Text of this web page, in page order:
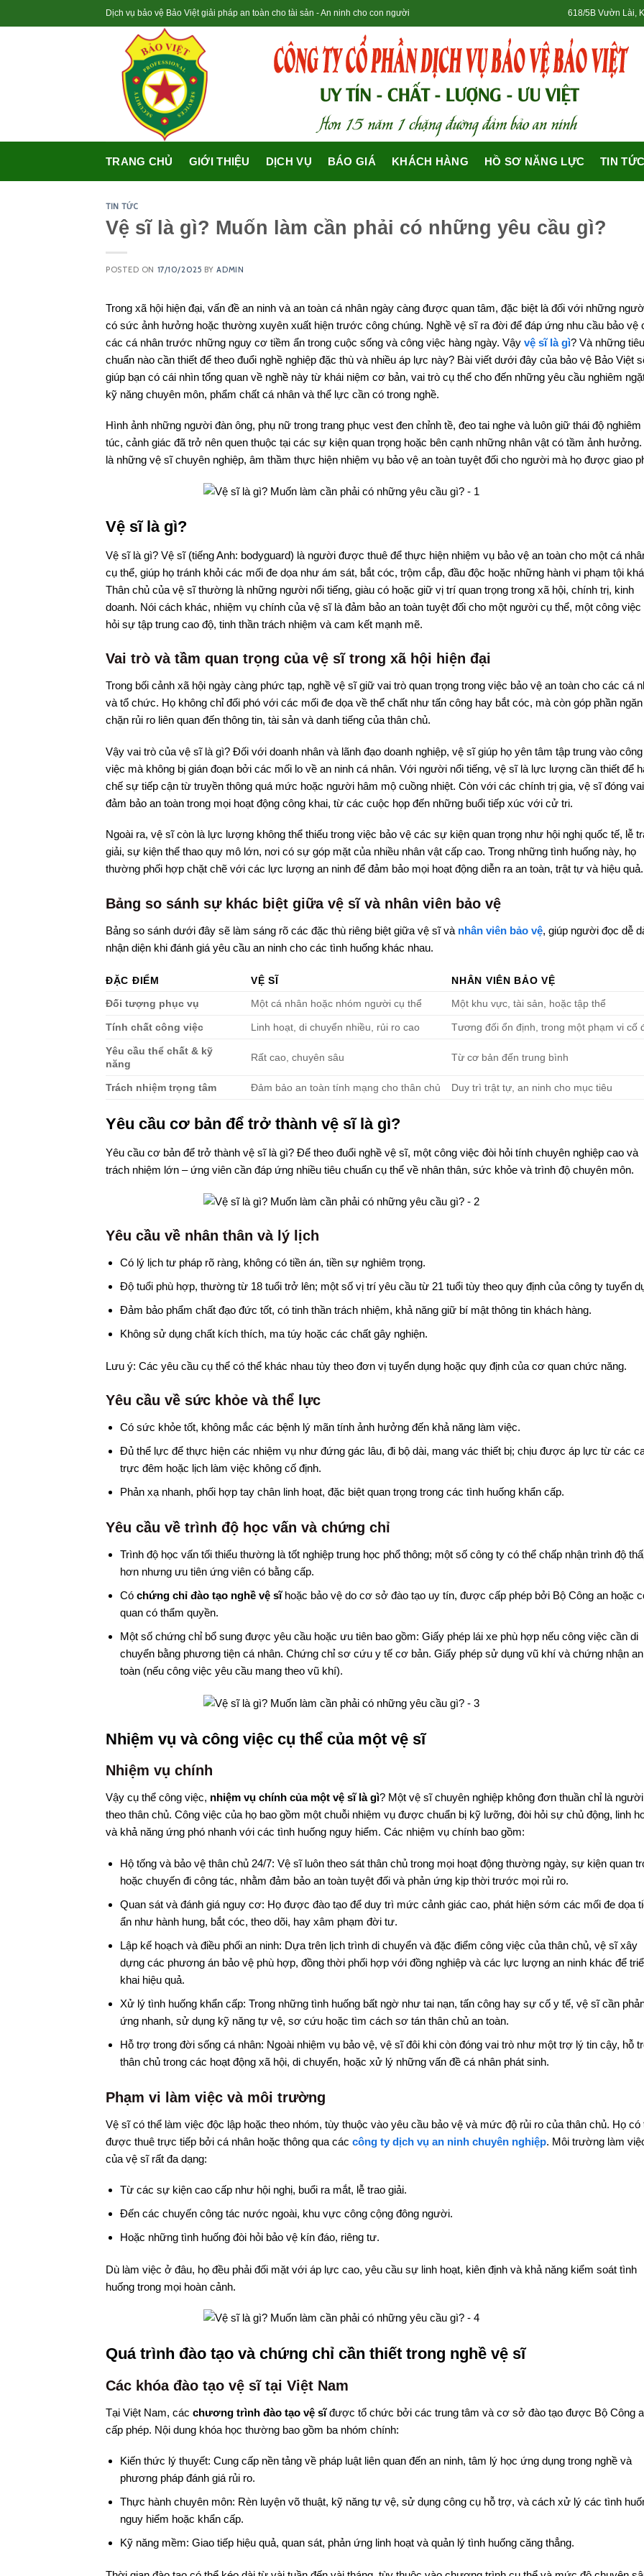
to
Dịch vụ bảo vệ Bảo Việt giải pháp an toàn cho tài sản - An ninh cho con người 618/5B Vườn Lài,
TRANG CHỦ GIỚI THIỆU DỊCH VỤ BÁO GIÁ KHÁCH HÀNG HỒ SƠ NĂNG LỰC TIN TỨC
TIN TỨC
Vệ sĩ là gì? Muốn làm cần phải có những yêu cầu gì?
POSTED ON 17/10/2025 BYADMIN
Trong xã hội hiện đại, vấn đề an ninh và an toàn cá nhân ngày càng được quan tâm, đặc biệt là đối với những
có sức ảnh hưởng hoặc thường xuyên xuất hiện trước công chúng. Nghề vệ sĩ ra đời để đáp ứng nhu cầu bảo vệ
các cá nhân trước những nguy cơ tiềm ẩn trong cuộc sống và công việc hàng ngày. Vậy vệ sĩ là gì? Và những tiêu
chuẩn nào cần thiết để theo đuổi nghề nghiệp đặc thù và nhiều áp lực này? Bài viết dưới đây của bảo vệ Bảo Việt
giúp bạn có cái nhìn tổng quan về nghề này từ khái niệm cơ bản, vai trò cụ thể cho đến những yêu cầu nghiêm
kỹ năng chuyên môn, phẩm chất cá nhân và thể lực cần có trong nghề.
Hình ảnh những người đàn ông, phụ nữ trong trang phục vest đen chỉnh tề, đeo tai nghe và luôn giữ thái độ nghiêm
túc, cảnh giác đã trở nên quen thuộc tại các sự kiện quan trọng hoặc bên cạnh những nhân vật có tầm ảnh hưởng.
là những vệ sĩ chuyên nghiệp, âm thầm thực hiện nhiệm vụ bảo vệ an toàn tuyệt đối cho người mà họ được giao
Vệ sĩ là gì?
Vệ sĩ là gì? Vệ sĩ (tiếng Anh: bodyguard) là người được thuê để thực hiện nhiệm vụ bảo vệ an toàn cho một cá
cụ thể, giúp họ tránh khỏi các mối đe dọa như ám sát, bắt cóc, trộm cắp, đầu độc hoặc những hành vi phạm tội
Thân chủ của vệ sĩ thường là những người nổi tiếng, giàu có hoặc giữ vị trí quan trọng trong xã hội, chính trị, kinh
doanh. Nói cách khác, nhiệm vụ chính của vệ sĩ là đảm bảo an toàn tuyệt đối cho một người cụ thể, một công việc
hỏi sự tập trung cao độ, tinh thần trách nhiệm và cam kết mạnh mẽ.
Vai trò và tầm quan trọng của vệ sĩ trong xã hội hiện đại
Trong bối cảnh xã hội ngày càng phức tạp, nghề vệ sĩ giữ vai trò quan trọng trong việc bảo vệ an toàn cho các cá
và tổ chức. Họ không chỉ đối phó với các mối đe dọa về thể chất như tấn công hay bắt cóc, mà còn góp phần ngăn
chặn rủi ro liên quan đến thông tin, tài sản và danh tiếng của thân chủ.
Vậy vai trò của vệ sĩ là gì? Đối với doanh nhân và lãnh đạo doanh nghiệp, vệ sĩ giúp họ yên tâm tập trung vào công
việc mà không bị gián đoạn bởi các mối lo về an ninh cá nhân. Với người nổi tiếng, vệ sĩ là lực lượng cần thiết để
chế sự tiếp cận từ truyền thông quá mức hoặc người hâm mộ cuồng nhiệt. Còn với các chính trị gia, vệ sĩ đóng
đảm bảo an toàn trong mọi hoạt động công khai, từ các cuộc họp đến những buổi tiếp xúc với cử tri.
Ngoài ra, vệ sĩ còn là lực lượng không thể thiếu trong việc bảo vệ các sự kiện quan trọng như hội nghị quốc tế, lễ
giải, sự kiện thể thao quy mô lớn, nơi có sự góp mặt của nhiều nhân vật cấp cao. Trong những tình huống này, họ
thường phối hợp chặt chẽ với các lực lượng an ninh để đảm bảo mọi hoạt động diễn ra an toàn, trật tự và hiệu quả.
Bảng so sánh sự khác biệt giữa vệ sĩ và nhân viên bảo vệ
Bảng so sánh dưới đây sẽ làm sáng rõ các đặc thù riêng biệt giữa vệ sĩ và nhân viên bảo vệ, giúp người đọc dễ
nhận diện khi đánh giá yêu cầu an ninh cho các tình huống khác nhau.
ĐẶC ĐIỂM VỆ SĨ
NHÂN VIÊN BẢO VỆ
Đối tượng phục vụ
Một cá nhân hoặc nhóm người cụ thể Một khu vực, tài sản, hoặc tập thể
Tính chất công việc Linh hoạt, di chuyển nhiều, rủi ro cao Tương đối ổn định, trong một phạm vi cố
Yêu cầu thể chất & kỹ
năng
Rất cao, chuyên sâu Từ cơ bản đến trung bình
Trách nhiệm trọng tâm Đảm bảo an toàn tính mạng cho thân chủ Duy trì trật tự, an ninh cho mục tiêu
Yêu cầu cơ bản để trở thành vệ sĩ là gì?
Yêu cầu cơ bản để trở thành vệ sĩ là gì? Để theo đuổi nghề vệ sĩ, một công việc đòi hỏi tính chuyên nghiệp cao và
trách nhiệm lớn – ứng viên cần đáp ứng nhiều tiêu chuẩn cụ thể về nhân thân, sức khỏe và trình độ chuyên môn.
Yêu cầu về nhân thân và lý lịch
Có lý lịch tư pháp rõ ràng, không có tiền án, tiền sự nghiêm trọng.
Độ tuổi phù hợp, thường từ 18 tuổi trở lên; một số vị trí yêu cầu từ 21 tuổi tùy theo quy định của công ty tuyển
Đảm bảo phẩm chất đạo đức tốt, có tinh thần trách nhiệm, khả năng giữ bí mật thông tin khách hàng.
Không sử dụng chất kích thích, ma túy hoặc các chất gây nghiện.
Lưu ý: Các yêu cầu cụ thể có thể khác nhau tùy theo đơn vị tuyển dụng hoặc quy định của cơ quan chức năng.
Yêu cầu về sức khỏe và thể lực
Có sức khỏe tốt, không mắc các bệnh lý mãn tính ảnh hưởng đến khả năng làm việc.
Đủ thể lực để thực hiện các nhiệm vụ như đứng gác lâu, đi bộ dài, mang vác thiết bị; chịu được áp lực từ các
trực đêm hoặc lịch làm việc không cố định.
Phản xạ nhanh, phối hợp tay chân linh hoạt, đặc biệt quan trọng trong các tình huống khẩn cấp.
Yêu cầu về trình độ học vấn và chứng chỉ
Trình độ học vấn tối thiểu thường là tốt nghiệp trung học phổ thông; một số công ty có thể chấp nhận trình độ
hơn nhưng ưu tiên ứng viên có bằng cấp.
Có chứng chỉ đào tạo nghề vệ sĩhoặc bảo vệ do cơ sở đào tạo uy tín, được cấp phép bởi Bộ Công an hoặc
quan có thẩm quyền.
Một số chứng chỉ bổ sung được yêu cầu hoặc ưu tiên bao gồm: Giấy phép lái xe phù hợp nếu công việc cần di
chuyển bằng phương tiện cá nhân. Chứng chỉ sơ cứu y tế cơ bản. Giấy phép sử dụng vũ khí và chứng nhận an
toàn (nếu công việc yêu cầu mang theo vũ khí).
Nhiệm vụ và công việc cụ thể của một vệ sĩ
Nhiệm vụ chính
Vậy cụ thể công việc, nhiệm vụ chính của một vệ sĩ là gì? Một vệ sĩ chuyên nghiệp không đơn thuần chỉ là
theo thân chủ. Công việc của họ bao gồm một chuỗi nhiệm vụ được chuẩn bị kỹ lưỡng, đòi hỏi sự chủ động, linh
và khả năng ứng phó nhanh với các tình huống nguy hiểm. Các nhiệm vụ chính bao gồm:
Hộ tống và bảo vệ thân chủ 24/7: Vệ sĩ luôn theo sát thân chủ trong mọi hoạt động thường ngày, sự kiện quan
hoặc chuyến đi công tác, nhằm đảm bảo an toàn tuyệt đối và phản ứng kịp thời trước mọi rủi ro.
Quan sát và đánh giá nguy cơ: Họ được đào tạo để duy trì mức cảnh giác cao, phát hiện sớm các mối đe dọa
ẩn như hành hung, bắt cóc, theo dõi, hay xâm phạm đời tư.
Lập kế hoạch và điều phối an ninh: Dựa trên lịch trình di chuyển và đặc điểm công việc của thân chủ, vệ sĩ xây
dựng các phương án bảo vệ phù hợp, đồng thời phối hợp với đồng nghiệp và các lực lượng an ninh khác để
khai hiệu quả.
Xử lý tình huống khẩn cấp: Trong những tình huống bất ngờ như tai nạn, tấn công hay sự cố y tế, vệ sĩ cần
ứng nhanh, sử dụng kỹ năng tự vệ, sơ cứu hoặc tìm cách sơ tán thân chủ an toàn.
Hỗ trợ trong đời sống cá nhân: Ngoài nhiệm vụ bảo vệ, vệ sĩ đôi khi còn đóng vai trò như một trợ lý tin cậy, hỗ
thân chủ trong các hoạt động xã hội, di chuyển, hoặc xử lý những vấn đề cá nhân phát sinh.
Phạm vi làm việc và môi trường
Vệ sĩ có thể làm việc độc lập hoặc theo nhóm, tùy thuộc vào yêu cầu bảo vệ và mức độ rủi ro của thân chủ. Họ có
được thuê trực tiếp bởi cá nhân hoặc thông qua các công ty dịch vụ an ninh chuyên nghiệp. Môi trường làm
của vệ sĩ rất đa dạng:
Từ các sự kiện cao cấp như hội nghị, buổi ra mắt, lễ trao giải.
Đến các chuyến công tác nước ngoài, khu vực công cộng đông người.
Hoặc những tình huống đòi hỏi bảo vệ kín đáo, riêng tư.
Dù làm việc ở đâu, họ đều phải đối mặt với áp lực cao, yêu cầu sự linh hoạt, kiên định và khả năng kiểm soát tình
huống trong mọi hoàn cảnh.
Quá trình đào tạo và chứng chỉ cần thiết trong nghề vệ sĩ
Các khóa đào tạo vệ sĩ tại Việt Nam
Tại Việt Nam, các chương trình đào tạo vệ sĩđược tổ chức bởi các trung tâm và cơ sở đào tạo được Bộ Công
cấp phép. Nội dung khóa học thường bao gồm ba nhóm chính:
Kiến thức lý thuyết: Cung cấp nền tảng về pháp luật liên quan đến an ninh, tâm lý học ứng dụng trong nghề và
phương pháp đánh giá rủi ro.
Thực hành chuyên môn: Rèn luyện võ thuật, kỹ năng tự vệ, sử dụng công cụ hỗ trợ, và cách xử lý các tình
nguy hiểm hoặc khẩn cấp.
Kỹ năng mềm: Giao tiếp hiệu quả, quan sát, phản ứng linh hoạt và quản lý tình huống căng thẳng.